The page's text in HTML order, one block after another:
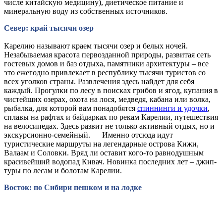
числе китайскую медицину), диетическое питание и
минеральную воду из собственных источников.
Север: край тысячи озер
Карелию называют краем тысячи озер и белых ночей.
Незабываемая красота первозданной природы, развитая сеть
гостевых домов и баз отдыха, памятники архитектуры – все
это ежегодно привлекает в республику тысячи туристов со
всех уголков страны. Развлечения здесь найдет для себя
каждый. Прогулки по лесу в поисках грибов и ягод, купания в
чистейших озерах, охота на лося, медведя, кабана или волка,
рыбалка, для которой вам понадобятся спиннинги и удочки,
сплавы на рафтах и байдарках по рекам Карелии, путешествия
на велосипедах. Здесь развит не только активный отдых, но и
экскурсионно-семейный. Именно отсюда идут
туристические маршруты на легендарные острова Кижи,
Валаам и Соловки. Вряд ли оставит кого-то равнодушным
красивейший водопад Кивач. Новинка последних лет – джип-
туры по лесам и болотам Карелии.
Восток: по Сибири пешком и на лодке